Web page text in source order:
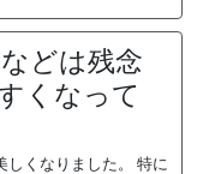
どは残念
くなって
しくなりました。 特に